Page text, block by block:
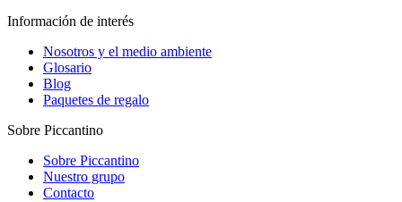
Información de interés
Nosotros y el medio ambiente
Glosario
Blog
Paquetes de regalo
Sobre Piccantino
Sobre Piccantino
Nuestro grupo
Contacto